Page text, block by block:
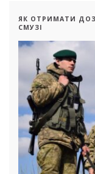
ЯК ОТРИМАТИ
СМУЗІ